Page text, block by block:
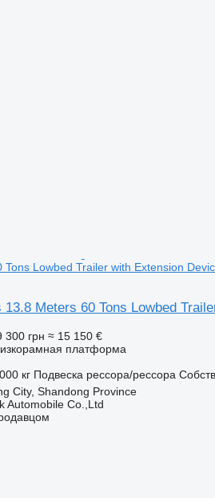
Tons Lowbed Trailer with Extension
13.8 Meters 60 Tons Lowbed
300 грн ≈ 15 150 €
платформа
кг Подвеска рессора/рессора
City, Shandong Province
Automobile Co.,Ltd